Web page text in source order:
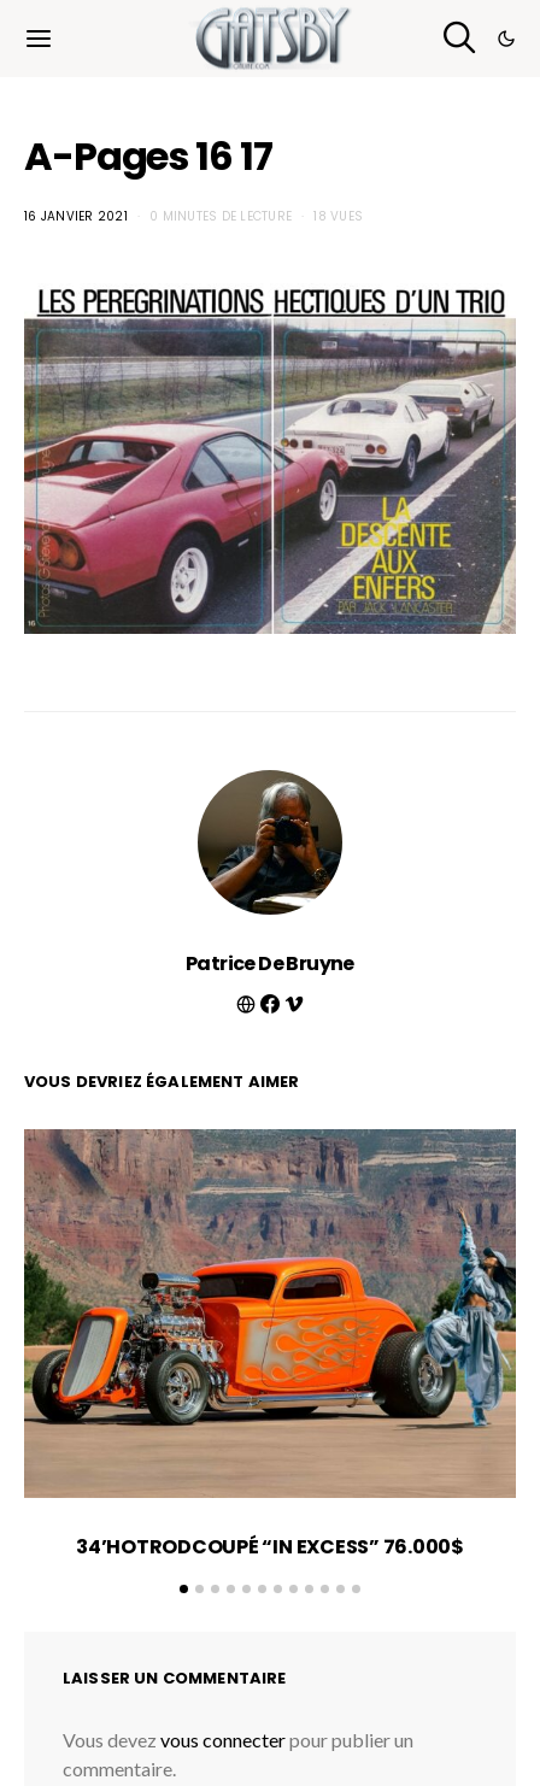
A-Pages 16 17
16 JANVIER 2021 0 MINUTES DE LECTURE 18 VUES
Patrice De Bruyne
VOUS DEVRIEZ ÉGALEMENT AIMER
34’HOTRODCOUPÉ “IN EXCESS” 76.000$
LAISSER UN COMMENTAIRE
Vous devez vous connecterpour publier un
commentaire.
Cookies management panel